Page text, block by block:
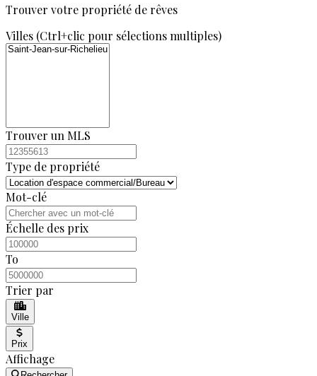
Trouver votre propriété de rêves
Villes (Ctrl+clic pour sélections multiples)
Trouver un MLS
Type de propriété
Mot-clé
Échelle des prix
To
Trier par
Ville
Prix
Affichage